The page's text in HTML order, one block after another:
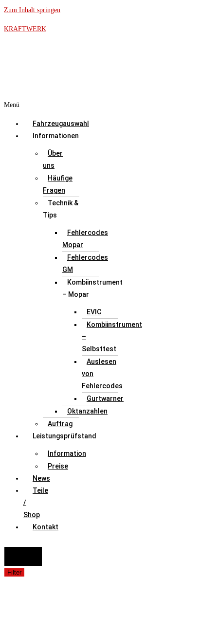
Zum Inhalt springen
KRAFTWERK
Menü
Fahrzeugauswahl
Informationen
Über
uns
Häufige
Fragen
Technik &
Tips
Fehlercodes
Mopar
Fehlercodes
GM
Kombiinstrument
– Mopar
EVIC
Kombiinstrument
–
Selbsttest
Auslesen
von
Fehlercodes
Gurtwarner
Oktanzahlen
Auftrag
Leistungsprüfstand
Information
Preise
News
Teile
/
Shop
Kontakt
Filter